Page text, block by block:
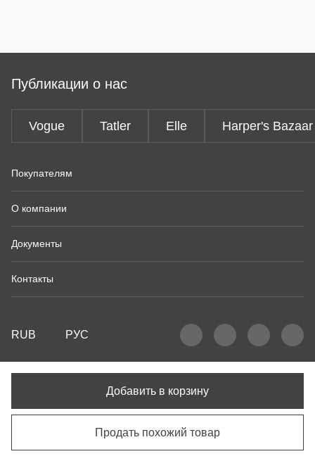
Добавить в корзину
Продать похожий товар
Публикации о нас
Vogue Tatler Elle Harper's Bazaar
Покупателям
О компании
Документы
Контакты
RUB РУС